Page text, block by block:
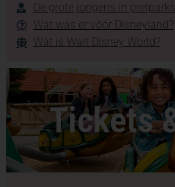
De grote jongens in
Wat was er vóór Disneyland?
Wat is Walt Disney World?
Tickets